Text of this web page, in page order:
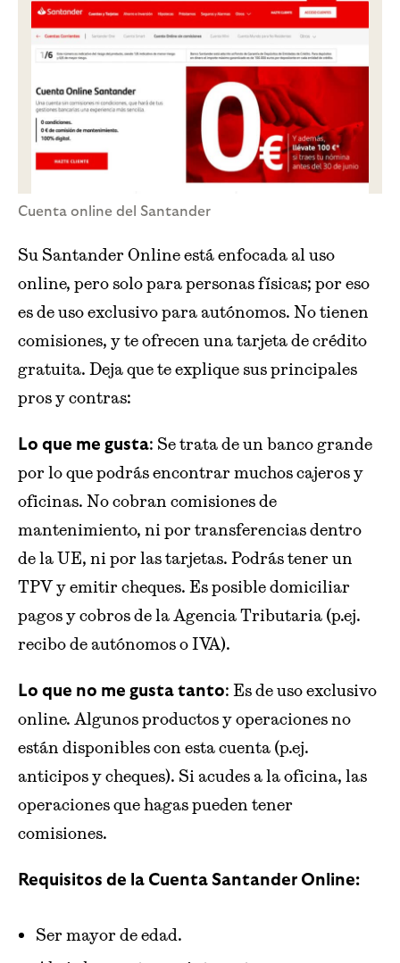
Cuenta online del Santander
Su Santander Online está enfocada al uso
online, pero solo para personas físicas; por eso
es de uso exclusivo para autónomos. No tienen
comisiones, y te ofrecen una tarjeta de crédito
gratuita. Deja que te explique sus principales
pros y contras:
Lo que me gusta: Se trata de un banco grande
por lo que podrás encontrar muchos cajeros y
oficinas. No cobran comisiones de
mantenimiento, ni por transferencias dentro
de la UE, ni por las tarjetas. Podrás tener un
TPV y emitir cheques. Es posible domiciliar
pagos y cobros de la Agencia Tributaria (p.ej.
recibo de autónomos o IVA).
Lo que no me gusta tanto: Es de uso exclusivo
online. Algunos productos y operaciones no
están disponibles con esta cuenta (p.ej.
anticipos y cheques). Si acudes a la oficina, las
operaciones que hagas pueden tener
comisiones.
Requisitos de la Cuenta Santander Online:
Ser mayor de edad.